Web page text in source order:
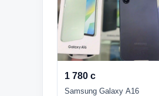
1 780 с
Samsung Galaxy A16